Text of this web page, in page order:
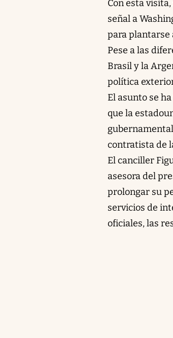
Con esta
señal a
para plantarse
Pese a las
Brasil y la
política
El asunto se
que la
contratista de
El canciller
asesora del
prolongar su
servicios de
oficiales, las